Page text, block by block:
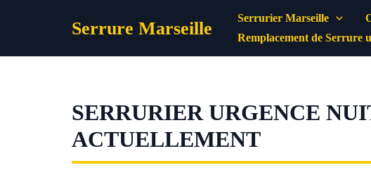
Serrure Marseille Serrurier Marseille
Remplacement de Serrure
SERRURIER URGENCE
ACTUELLEMENT